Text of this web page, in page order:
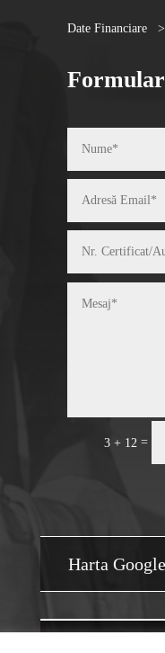
Date Financiare >
3 + 12 =
Harta